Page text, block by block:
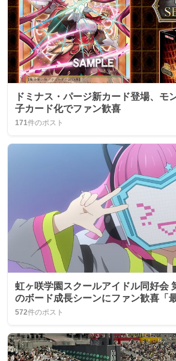
ドミナス・パージ新カード登場、モ
子カード化でファン歓喜
171件のポスト
虹ヶ咲学園スクールアイドル同好会
のボード成長シーンにファン歓喜「
572件のポスト